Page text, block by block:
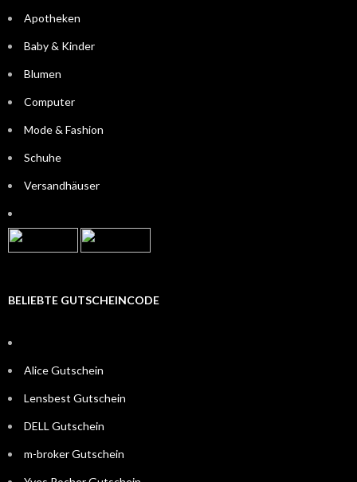
Apotheken
Baby & Kinder
Blumen
Computer
Mode & Fashion
Schuhe
Versandhäuser
BELIEBTE GUTSCHEINCODE
Alice Gutschein
Lensbest Gutschein
DELL Gutschein
m-broker Gutschein